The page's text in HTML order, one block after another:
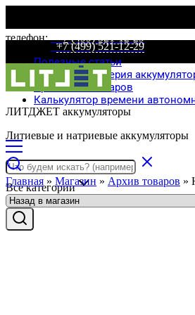
телефон: +7 (499) 521-12-29
Полезные статьи
Специальная серия
Сравнение товаров
Калькулятор времени
+7 (499) 521-12-29
ЛИТДЖЕТ аккумуляторы
Литиевые и натриевые аккумуляторы
Все категории
Главная » Магазин » Архив товаров »